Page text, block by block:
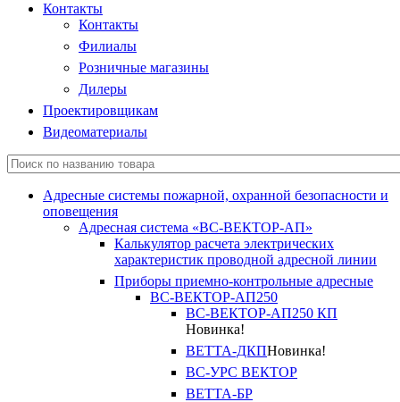
Контакты
Контакты
Филиалы
Розничные магазины
Дилеры
Проектировщикам
Видеоматериалы
Адресные системы пожарной, охранной безопасности и
оповещения
Адресная система «ВС-ВЕКТОР-АП»
Калькулятор расчета электрических
характеристик проводной адресной линии
Приборы приемно-контрольные адресные
ВС-ВЕКТОР-АП250
ВС-ВЕКТОР-АП250 КП
Новинка!
ВЕТТА-ДКПНовинка!
ВС-УРС ВЕКТОР
ВЕТТА-БР